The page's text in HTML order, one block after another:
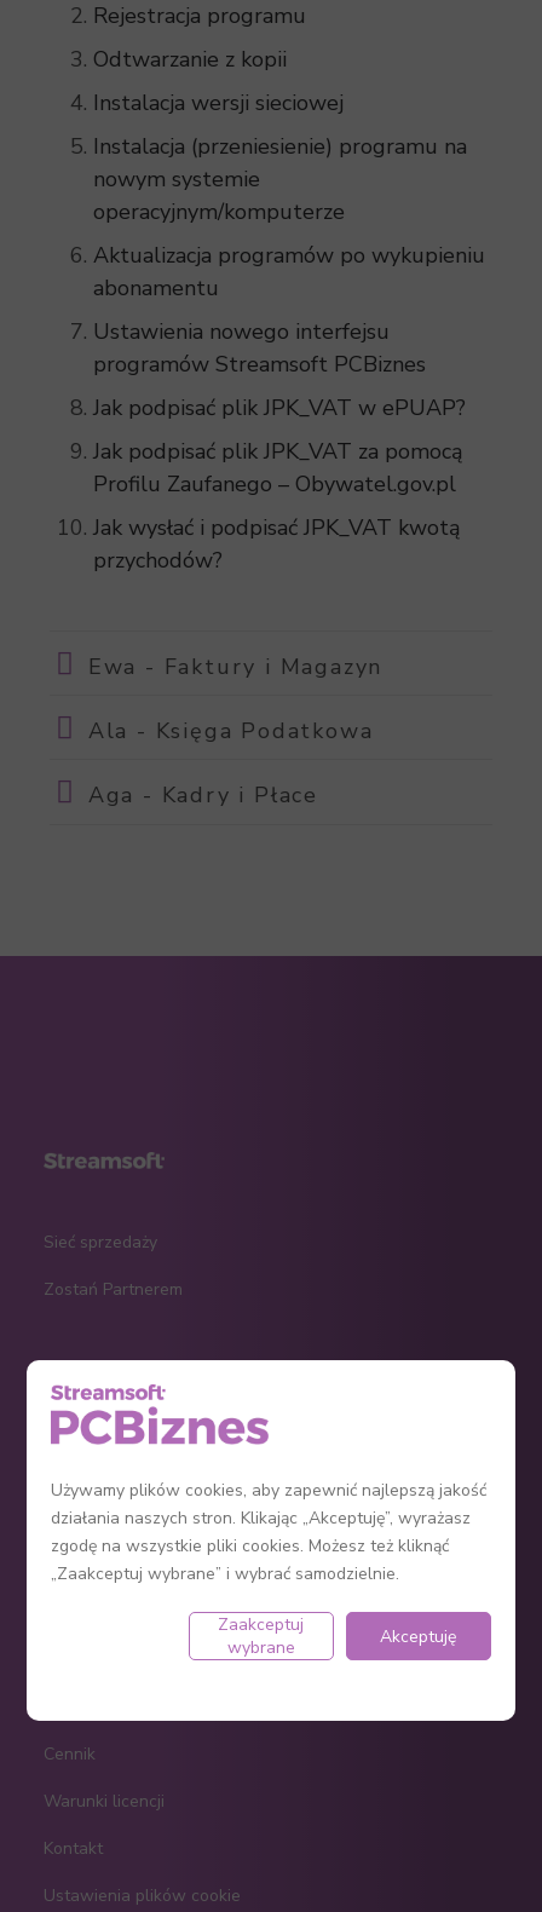
Rejestracja programu
Odtwarzanie z kopii
Instalacja wersji sieciowej
Instalacja (przeniesienie) programu na
nowym systemie
operacyjnym/komputerze
Aktualizacja programów po wykupieniu
abonamentu
Ustawienia nowego interfejsu
programów Streamsoft PCBiznes
Jak podpisać plik JPK_VAT w ePUAP?
Jak podpisać plik JPK_VAT za pomocą
Profilu Zaufanego – Obywatel.gov.pl
Jak wysłać i podpisać JPK_VAT kwotą
przychodów?
Ewa - Faktury i Magazyn
Ala - Księga Podatkowa
Aga - Kadry i Płace
Sieć sprzedaży
Zostań Partnerem
KPiR
Ryczałt
Jak założyć firmę?
Program do faktur
Cennik
Warunki licencji
Kontakt
Ustawienia plików cookie
Używamy plików cookies, aby zapewnić najlepszą jakość
działania naszych stron. Klikając „Akceptuję”, wyrażasz
zgodę na wszystkie pliki cookies. Możesz też kliknąć
„Zaakceptuj wybrane” i wybrać samodzielnie.
Zaakceptuj
wybrane
Akceptuję